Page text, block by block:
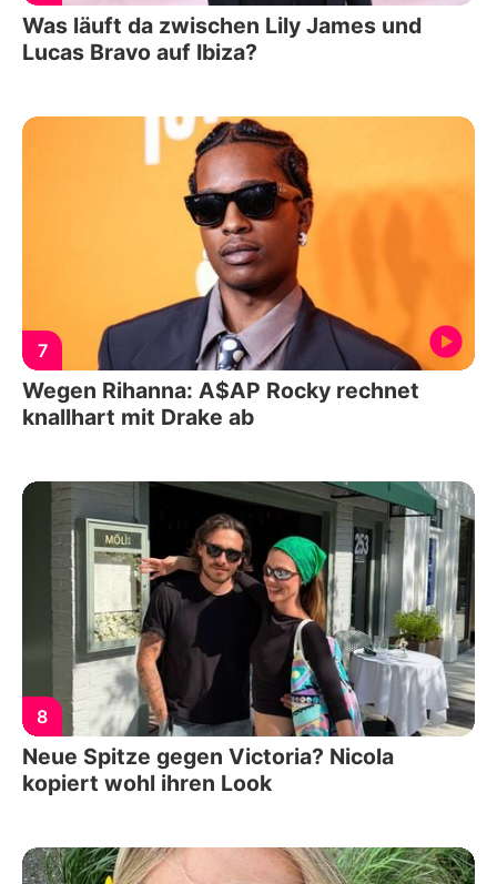
Was läuft da zwischen Lily James und
Lucas Bravo auf Ibiza?
7
Wegen Rihanna: A$AP Rocky rechnet
knallhart mit Drake ab
8
Neue Spitze gegen Victoria? Nicola
kopiert wohl ihren Look